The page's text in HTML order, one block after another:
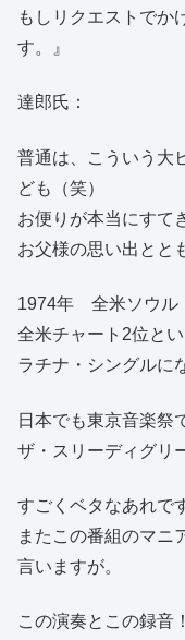
もしリクエストでか
す。』
達郎氏：
普通は、こういう大
ども（笑）
お便りが本当にすて
お父様の思い出とと
1974年 全米ソウル
全米チャート2位とい
ラチナ・シングルに
日本でも東京音楽祭
ザ・スリーディグリ
すごくベタなあれで
またこの番組のマニ
言いますが。
この演奏とこの録音！